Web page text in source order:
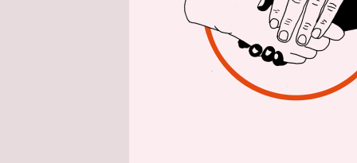
zu haben.
Ich habe
Gründen
und
hinweg
würden.